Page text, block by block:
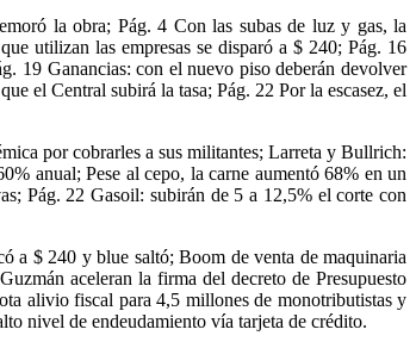
la obra; Pág. 4 Con las subas de luz y gas, la
utilizan las empresas se disparó a $ 240; Pág. 16
19 Ganancias: con el nuevo piso deberán devolver
el Central subirá la tasa; Pág. 22 Por la escasez, el
por cobrarles a sus militantes; Larreta y Bullrich:
anual; Pese al cepo, la carne aumentó 68% en un
Pág. 22 Gasoil: subirán de 5 a 12,5% el corte con
a $ 240 y blue saltó; Boom de venta de maquinaria
aceleran la firma del decreto de Presupuesto
alivio fiscal para 4,5 millones de monotributistas y
nivel de endeudamiento vía tarjeta de crédito.